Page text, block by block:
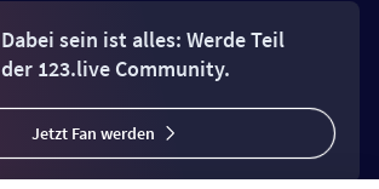
Dabei sein ist alles: Werde Teil
der 123.live Community.
Jetzt Fan werden